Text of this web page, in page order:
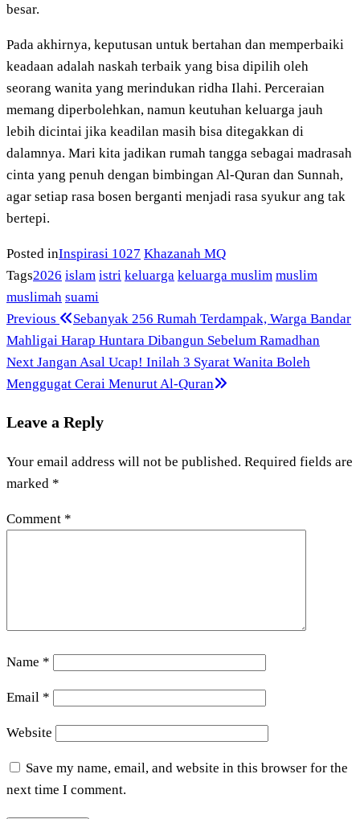
besar.
Pada akhirnya, keputusan untuk bertahan dan memperbaiki
keadaan adalah naskah terbaik yang bisa dipilih oleh
seorang wanita yang merindukan ridha Ilahi. Perceraian
memang diperbolehkan, namun keutuhan keluarga jauh
lebih dicintai jika keadilan masih bisa ditegakkan di
dalamnya. Mari kita jadikan rumah tangga sebagai madrasah
cinta yang penuh dengan bimbingan Al-Quran dan Sunnah,
agar setiap rasa bosen berganti menjadi rasa syukur ang tak
bertepi.
Posted inInspirasi 1027 Khazanah MQ
Tags2026 islam istri keluarga keluarga muslim muslim
muslimah suami
Post
navigation
Previous
Post
Previous
Sebanyak 256 Rumah Terdampak, Warga Bandar
Mahligai Harap Huntara Dibangun Sebelum Ramadhan
Next
Post
Next Jangan Asal Ucap! Inilah 3 Syarat Wanita Boleh
Menggugat Cerai Menurut Al-Quran
Leave a Reply
Your email address will not be published. Required fields are
marked *
Comment *
Name *
Email *
Website
Save my name, email, and website in this browser for the
next time I comment.